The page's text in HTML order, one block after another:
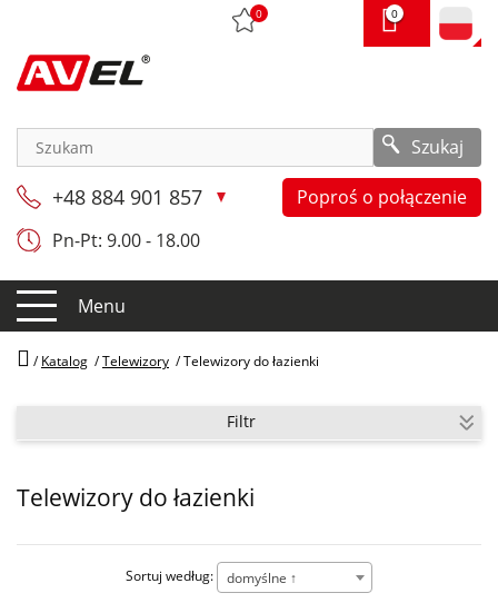
0 0
Szukaj
+48 884 901 857
Poproś o połączenie
Pn-Pt: 9.00 - 18.00
Menu
/Katalog /Telewizory /Telewizory do łazienki
Filtr
Telewizory do łazienki
Sortuj według: domyślne ↑